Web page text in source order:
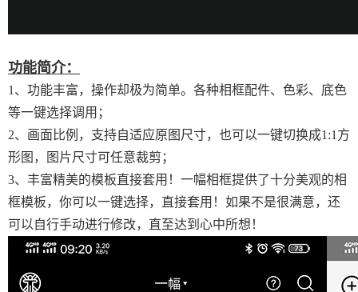
功能简介：
1、功能丰富，操作却极为简单。各种相框配件、色彩、底色
等一键选择调用；
2、画面比例，支持自适应原图尺寸，也可以一键切换成1:1方
形图，图片尺寸可任意裁剪；
3、丰富精美的模板直接套用！一幅相框提供了十分美观的相
框模板，你可以一键选择，直接套用！如果不是很满意，还
可以自行手动进行修改，直至达到心中所想！